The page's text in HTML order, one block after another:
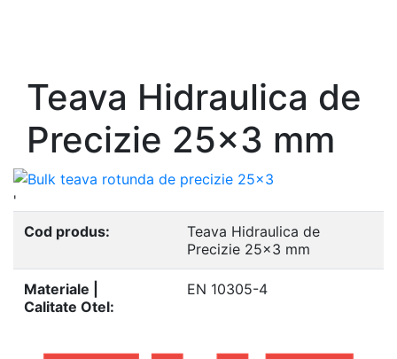
Teava Hidraulica de
Precizie 25x3 mm
'
Cod produs:
Teava Hidraulica de
Precizie 25x3 mm
Materiale |
Calitate Otel:
EN 10305-4